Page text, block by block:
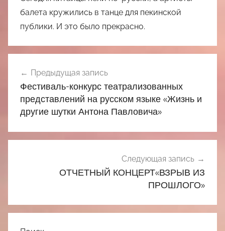
балета кружились в танце для пекинской
публики. И это было прекрасно.
по
записям
Предыдущая запись
Фестиваль-конкурс театрализованных
представлений на русском языке «Жизнь и
другие шутки Антона Павловича»
Следующая запись
ОТЧЕТНЫЙ КОНЦЕРТ«ВЗРЫВ ИЗ
ПРОШЛОГО»